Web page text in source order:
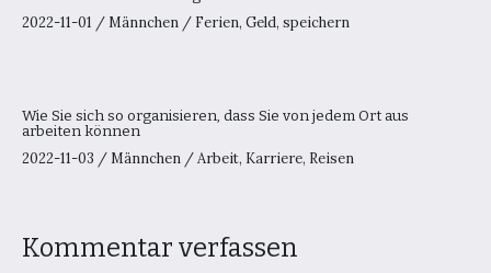
2022-11-01 / Männchen / Ferien, Geld, speichern
Wie Sie sich so organisieren, dass Sie von jedem Ort aus
arbeiten können
2022-11-03 / Männchen / Arbeit, Karriere, Reisen
Kommentar verfassen